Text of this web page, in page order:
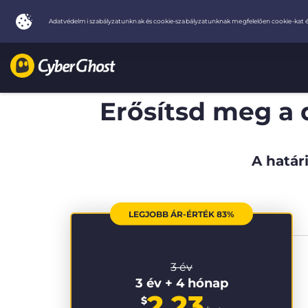
Erősítsd meg
A
LEGJOBB ÁR-ÉRTÉK 83%
3 év
3 év + 4 hónap
$